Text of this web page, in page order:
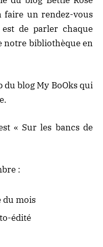
faire un rendez-vous
de parler chaque
notre bibliothèque en
du blog My BoOksqui
« Sur les bancs de
:
du mois
édité